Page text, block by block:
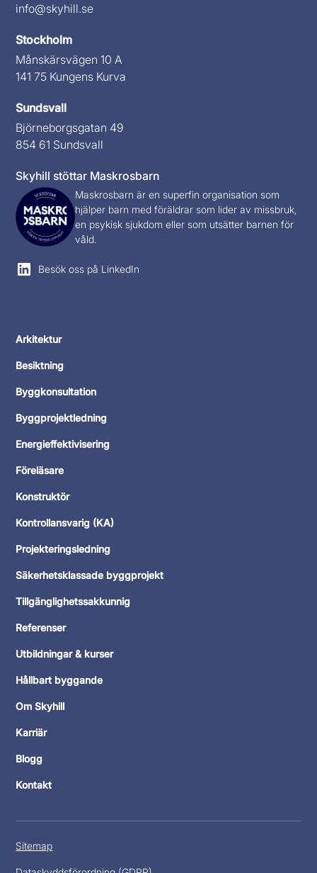
info@skyhill.se
Stockholm
Månskärsvägen 10 A
141 75 Kungens Kurva
Sundsvall
Björneborgsgatan 49
854 61 Sundsvall
Skyhill stöttar Maskrosbarn
Maskrosbarn är en superfin organisation som
hjälper barn med föräldrar som lider av missbruk,
en psykisk sjukdom eller som utsätter barnen för
våld.
Besök oss på LinkedIn
Arkitektur
Besiktning
Byggkonsultation
Byggprojektledning
Energieffektivisering
Föreläsare
Konstruktör
Kontrollansvarig (KA)
Projekteringsledning
Säkerhetsklassade byggprojekt
Tillgänglighetssakkunnig
Referenser
Utbildningar & kurser
Hållbart byggande
Om Skyhill
Karriär
Blogg
Kontakt
Sitemap